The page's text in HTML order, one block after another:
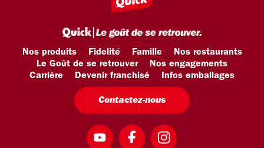
Nos produits Fidelité Famille
Nos restaurants
Le Goût de se retrouver
Nos engagements
Carrière
Devenir franchisé Infos emballages
Contactez-nous